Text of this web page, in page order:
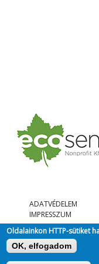
ADATVÉDELEM
IMPRESSZUM
Oldalainkon HTTP-sütiket
OK, elfogadom